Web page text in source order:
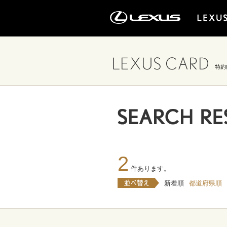
2 件あります。
新着順
都道府県順